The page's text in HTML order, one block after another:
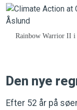
Rainbow Warrior II i
Den nye
Efter 52 år på